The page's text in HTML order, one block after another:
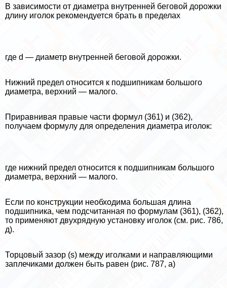
В зависимости от диаметра внутренней беговой дорожки
длину иголок рекомендуется брать в пределах
где d — диаметр внутренней беговой дорожки.
Нижний предел относится к подшипникам большого
диаметра, верхний — малого.
Приравнивая правые части формул (361) и (362),
получаем формулу для определения диаметра иголок:
где нижний предел относится к подшипникам большого
диаметра, верхний — малого.
Если по конструкции необходима большая длина
подшипника, чем подсчитанная по формулам (361), (362),
то применяют двухрядную установку иголок (см. рис. 786,
д).
Торцовый зазор (s) между иголками и направляющими
заплечиками должен быть равен (рис. 787, а)